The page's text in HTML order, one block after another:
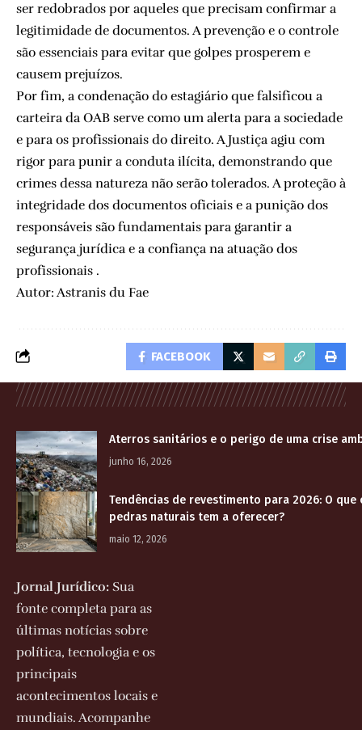
ser redobrados por aqueles que precisam confirmar a
legitimidade de documentos. A prevenção e o controle
são essenciais para evitar que golpes prosperem e
causem prejuízos.
Por fim, a condenação do estagiário que falsificou a
carteira da OAB serve como um alerta para a sociedade
e para os profissionais do direito. A Justiça agiu com
rigor para punir a conduta ilícita, demonstrando que
crimes dessa natureza não serão tolerados. A proteção à
integridade dos documentos oficiais e a punição dos
responsáveis são fundamentais para garantir a
segurança jurídica e a confiança na atuação dos
profissionais .
Autor: Astranis du Fae
FACEBOOK
Aterros sanitários e o perigo de uma crise
junho 16, 2026
Tendências de revestimento para 2026: O que
pedras naturais tem a oferecer?
maio 12, 2026
Jornal Jurídico: Sua
fonte completa para as
últimas notícias sobre
política, tecnologia e os
principais
acontecimentos locais e
mundiais. Acompanhe